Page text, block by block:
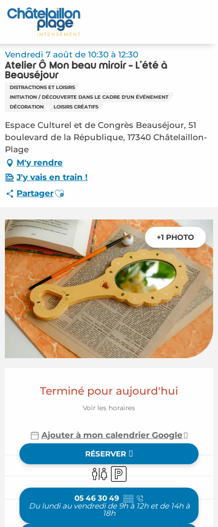
Aller
au
principal
Accueil
Découvrir
Activités
A vivre
Votre séjour
Espace Pro
Vendredi 7 août de 10:30 à 12:30
Atelier Ô Mon beau miroir - L'été à
Beauséjour
DISTRACTIONS ET LOISIRS
INITIATION / DÉCOUVERTE DANS LE CADRE D'UN ÉVÉNEMENT
DÉCORATION
LOISIRS CRÉATIFS
Espace Culturel et de Congrès Beauséjour, 51
boulevard de la République, 17340 Châtelaillon-
Plage
M'y rendre
J'y vais en train !
PartagerAjouter aux favoris
+1 PHOTO
Terminé pour aujourd'hui
Voir les horaires
Ajouter à mon calendrier Google
RÉSERVER
ToilettesParking
05 46 30 49 ▒▒
Du lundi au vendredi de 9h à 12h et de 14h à
18h